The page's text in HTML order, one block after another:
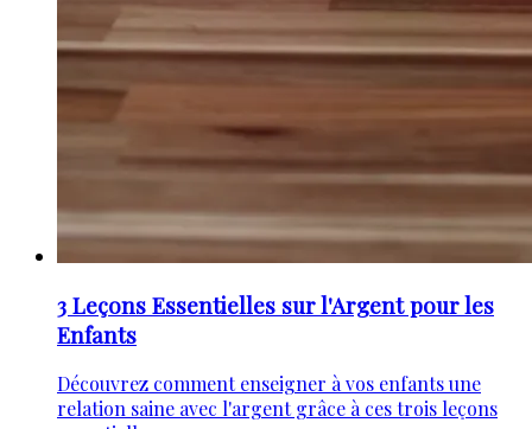
3 Leçons Essentielles sur l'Argent pour les
Enfants
Découvrez comment enseigner à vos enfants une
relation saine avec l'argent grâce à ces trois leçons